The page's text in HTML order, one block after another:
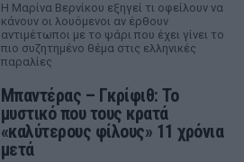
Η Μαρίνα Βερνίκου εξηγεί τι οφείλουν να
κάνουν οι λουόμενοι αν έρθουν
αντιμέτωποι με το ψάρι που έχει γίνει το
πιο συζητημένο θέμα στις ελληνικές
παραλίες
Μπαντέρας – Γκρίφιθ: Το
μυστικό που τους κρατά
«καλύτερους φίλους» 11 χρόνια
μετά